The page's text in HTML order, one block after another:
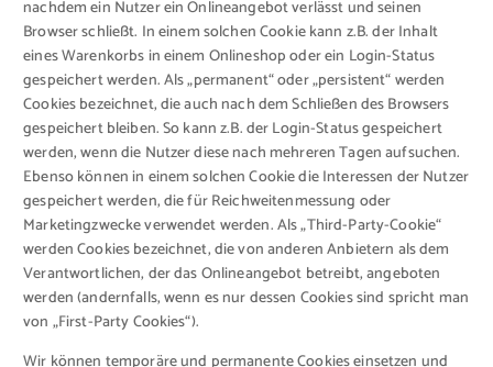
nachdem ein Nutzer ein Onlineangebot verlässt und seinen
Browser schließt. In einem solchen Cookie kann z.B. der Inhalt
eines Warenkorbs in einem Onlineshop oder ein Login-Status
gespeichert werden. Als „permanent“ oder „persistent“ werden
Cookies bezeichnet, die auch nach dem Schließen des Browsers
gespeichert bleiben. So kann z.B. der Login-Status gespeichert
werden, wenn die Nutzer diese nach mehreren Tagen aufsuchen.
Ebenso können in einem solchen Cookie die Interessen der Nutzer
gespeichert werden, die für Reichweitenmessung oder
Marketingzwecke verwendet werden. Als „Third-Party-Cookie“
werden Cookies bezeichnet, die von anderen Anbietern als dem
Verantwortlichen, der das Onlineangebot betreibt, angeboten
werden (andernfalls, wenn es nur dessen Cookies sind spricht man
von „First-Party Cookies“).
Wir können temporäre und permanente Cookies einsetzen und